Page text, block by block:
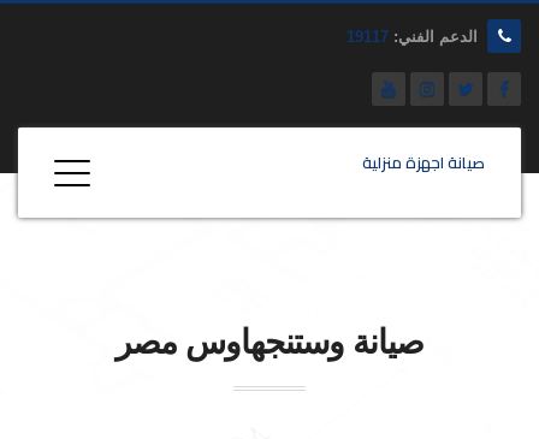
الدعم الفني: 19117
صيانة اجهزة منزلية
صيانة وستنجهاوس مصر